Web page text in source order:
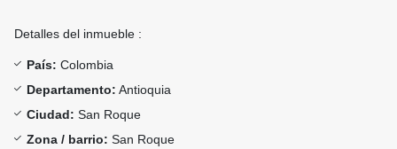
Detalles del inmueble :
País: Colombia
Departamento: Antioquia
Ciudad: San Roque
Zona / barrio: San Roque